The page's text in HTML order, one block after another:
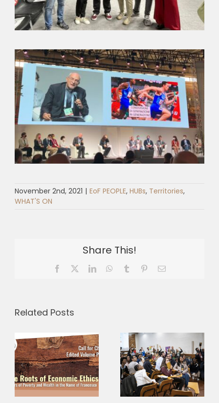
November 2nd, 2021 | EoF PEOPLE, HUBs, Territories,
WHAT'S ON
Share This!
Facebook LinkedInWhatsApp
Tumblr PinterestEmail
Related Posts
Why is
fraternity
more radical
than it
Three
Research
Grants,
Three
Questions for